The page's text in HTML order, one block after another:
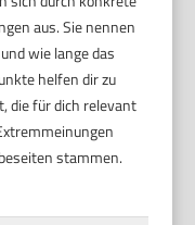
aus. Sie nennen
wie lange das
helfen dir zu
die für dich relevant
stammen.